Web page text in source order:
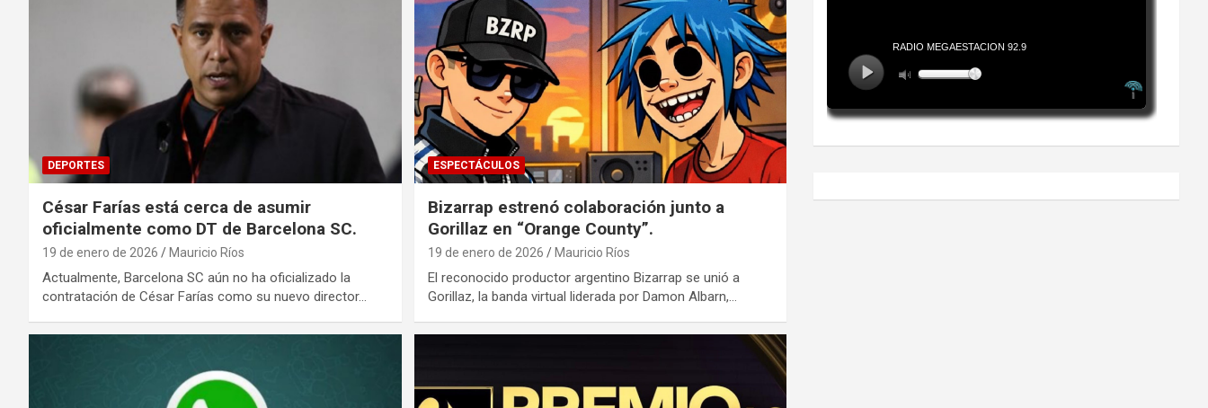
DEPORTES
César Farías está cerca de asumir
oficialmente como DT de Barcelona SC.
19 de enero de 2026 Mauricio Ríos
Actualmente, Barcelona SC aún no ha oficializado la
contratación de César Farías como su nuevo director…
ESPECTÁCULOS
Bizarrap estrenó colaboración junto a
Gorillaz en “Orange County”.
19 de enero de 2026 Mauricio Ríos
El reconocido productor argentino Bizarrap se unió a
Gorillaz, la banda virtual liderada por Damon Albarn,…